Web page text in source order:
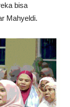
bisa
Mahyeldi.